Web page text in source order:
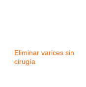
Eliminar varices sin
cirugía